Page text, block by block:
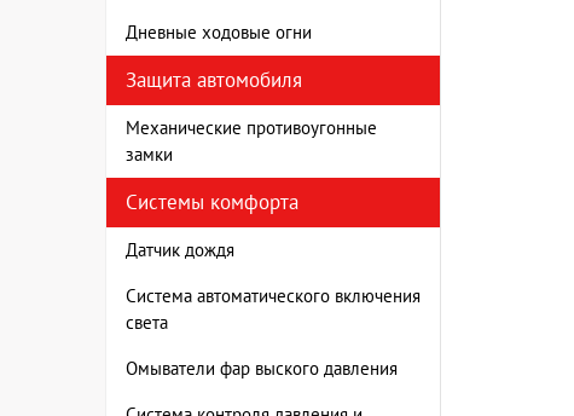
Дневные ходовые огни
Защита автомобиля
Механические противоугонные
замки
Системы комфорта
Датчик дождя
Система автоматического включения
света
Омыватели фар выского давления